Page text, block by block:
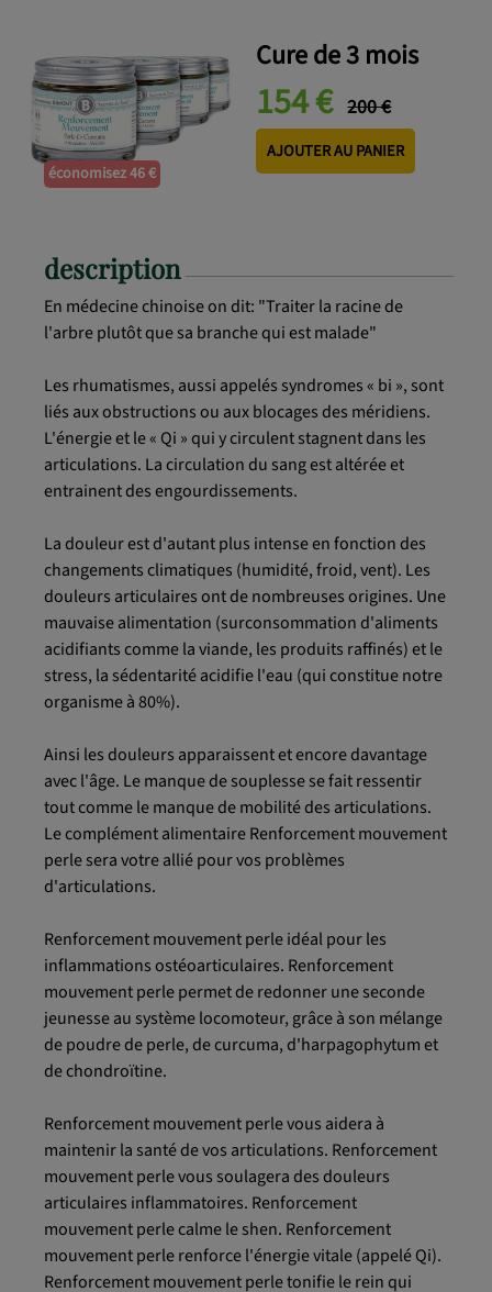
économisez 46 €
Cure de 3 mois
154 € 200 €
AJOUTER AU PANIER
description
En médecine chinoise on dit: "Traiter la racine de
l'arbre plutôt que sa branche qui est malade"
Les rhumatismes, aussi appelés syndromes « bi », sont
liés aux obstructions ou aux blocages des méridiens.
L'énergie et le « Qi » qui y circulent stagnent dans les
articulations. La circulation du sang est altérée et
entrainent des engourdissements.
La douleur est d'autant plus intense en fonction des
changements climatiques (humidité, froid, vent). Les
douleurs articulaires ont de nombreuses origines. Une
mauvaise alimentation (surconsommation d'aliments
acidifiants comme la viande, les produits raffinés) et le
stress, la sédentarité acidifie l'eau (qui constitue notre
organisme à 80%).
Ainsi les douleurs apparaissent et encore davantage
avec l'âge. Le manque de souplesse se fait ressentir
tout comme le manque de mobilité des articulations.
Le complément alimentaire Renforcement mouvement
perle sera votre allié pour vos problèmes
d'articulations.
Renforcement mouvement perle idéal pour les
inflammations ostéoarticulaires. Renforcement
mouvement perle permet de redonner une seconde
jeunesse au système locomoteur, grâce à son mélange
de poudre de perle, de curcuma, d'harpagophytum et
de chondroïtine.
Renforcement mouvement perle vous aidera à
maintenir la santé de vos articulations. Renforcement
mouvement perle vous soulagera des douleurs
articulaires inflammatoires. Renforcement
mouvement perle calme le shen. Renforcement
mouvement perle renforce l'énergie vitale (appelé Qi).
Renforcement mouvement perle tonifie le rein qui